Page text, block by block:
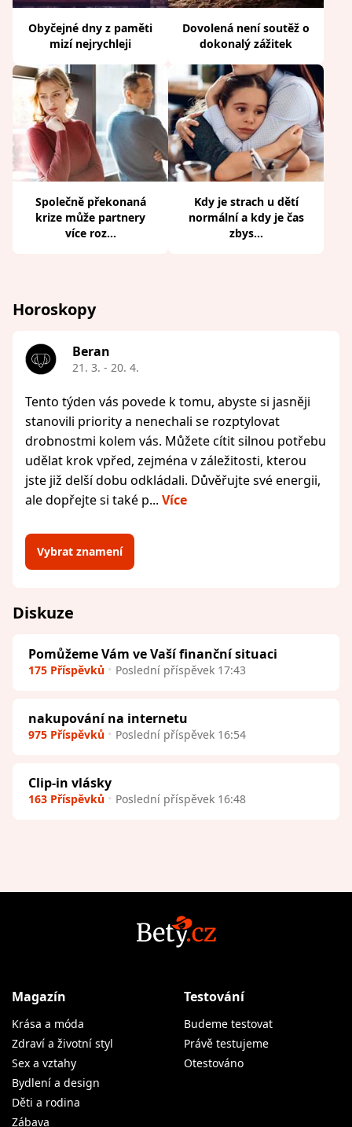
Obyčejné dny z paměti
mizí nejrychleji
Dovolená není soutěž o
dokonalý zážitek
Společně překonaná
krize může partnery
více roz...
Kdy je strach u dětí
normální a kdy je čas
zbys...
Horoskopy
Beran
21. 3. - 20. 4.
Tento týden vás povede k tomu, abyste si jasněji
stanovili priority a nenechali se rozptylovat
drobnostmi kolem vás. Můžete cítit silnou potřebu
udělat krok vpřed, zejména v záležitosti, kterou
jste již delší dobu odkládali. Důvěřujte své energii,
ale dopřejte si také p... Více
Vybrat znamení
Diskuze
Pomůžeme Vám ve Vaší finanční situaci
175 Příspěvků Poslední příspěvek 17:43
nakupování na internetu
975 Příspěvků Poslední příspěvek 16:54
Clip-in vlásky
163 Příspěvků Poslední příspěvek 16:48
Magazín
Krása a móda
Zdraví a životní styl
Sex a vztahy
Bydlení a design
Děti a rodina
Zábava
Testování
Budeme testovat
Právě testujeme
Otestováno